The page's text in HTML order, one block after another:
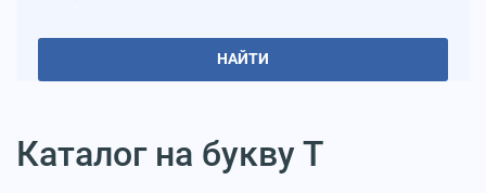
НАЙТИ
Каталог на букву Т